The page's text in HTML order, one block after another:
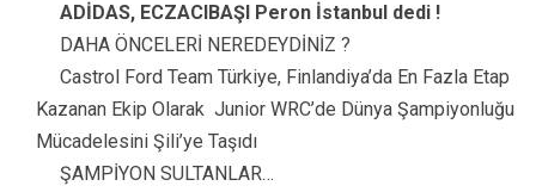
ADİDAS, ECZACIBAŞI Peron İstanbul dedi !
DAHA ÖNCELERİ NEREDEYDİNİZ ?
Castrol Ford Team Türkiye, Finlandiya’da En Fazla Etap
Kazanan Ekip Olarak Junior WRC’de Dünya Şampiyonluğu
Mücadelesini Şili’ye Taşıdı
ŞAMPİYON SULTANLAR…